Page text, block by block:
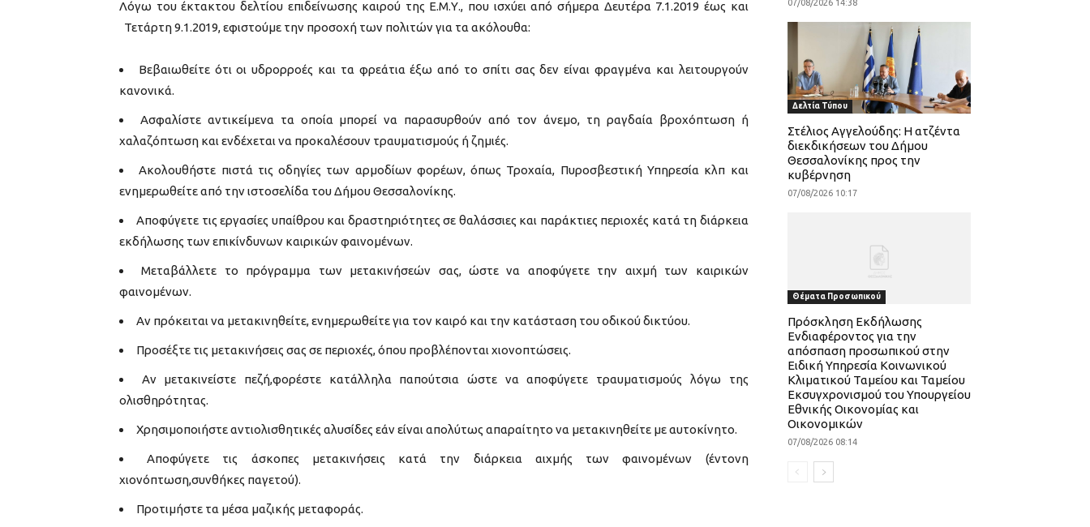
Λόγω του έκτακτου δελτίου επιδείνωσης καιρού της Ε.Μ.Υ., που ισχύει από σήμερα Δευτέρα 7.1.2019 έως και
Τετάρτη 9.1.2019, εφιστούμε την προσοχή των πολιτών για τα ακόλουθα:
Βεβαιωθείτε ότι οι υδρορροές και τα φρεάτια έξω από το σπίτι σας δεν είναι φραγμένα και λειτουργούν
κανονικά.
Ασφαλίστε αντικείμενα τα οποία μπορεί να παρασυρθούν από τον άνεμο, τη ραγδαία βροχόπτωση ή
χαλαζόπτωση και ενδέχεται να προκαλέσουν τραυματισμούς ή ζημιές.
Ακολουθήστε πιστά τις οδηγίες των αρμοδίων φορέων, όπως Τροχαία, Πυροσβεστική Υπηρεσία κλπ και
ενημερωθείτε από την ιστοσελίδα του Δήμου Θεσσαλονίκης.
Αποφύγετε τις εργασίες υπαίθρου και δραστηριότητες σε θαλάσσιες και παράκτιες περιοχές κατά τη διάρκεια
εκδήλωσης των επικίνδυνων καιρικών φαινομένων.
Μεταβάλλετε το πρόγραμμα των μετακινήσεών σας, ώστε να αποφύγετε την αιχμή των καιρικών
φαινομένων.
Αν πρόκειται να μετακινηθείτε, ενημερωθείτε για τον καιρό και την κατάσταση του οδικού δικτύου.
Προσέξτε τις μετακινήσεις σας σε περιοχές, όπου προβλέπονται χιονοπτώσεις.
Αν μετακινείστε πεζή,φορέστε κατάλληλα παπούτσια ώστε να αποφύγετε τραυματισμούς λόγω της
ολισθηρότητας.
Χρησιμοποιήστε αντιολισθητικές αλυσίδες εάν είναι απολύτως απαραίτητο να μετακινηθείτε με αυτοκίνητο.
Αποφύγετε τις άσκοπες μετακινήσεις κατά την διάρκεια αιχμής των φαινομένων (έντονη
χιονόπτωση,συνθήκες παγετού).
Προτιμήστε τα μέσα μαζικής μεταφοράς.
07/08/2026 14:38
Δελτία Τύπου
Στέλιος Αγγελούδης: Η ατζέντα
διεκδικήσεων του Δήμου
Θεσσαλονίκης προς την
κυβέρνηση
07/08/2026 10:17
Θέματα Προσωπικού
Πρόσκληση Εκδήλωσης
Ενδιαφέροντος για την
απόσπαση προσωπικού στην
Ειδική Υπηρεσία Κοινωνικού
Κλιματικού Ταμείου και Ταμείου
Εκσυγχρονισμού του Υπουργείου
Εθνικής Οικονομίας και
Οικονομικών
07/08/2026 08:14